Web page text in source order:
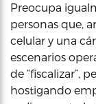
Preocupa
personas que,
celular y una
escenarios
de “fiscalizar”,
hostigando